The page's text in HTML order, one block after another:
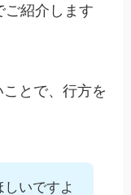
ご紹介します
とで、行方を
いですよ